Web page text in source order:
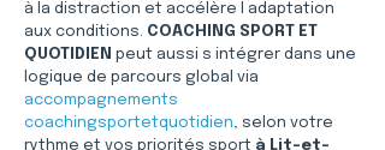
à la distraction et accélère l adaptation
aux conditions. COACHING SPORT ET
QUOTIDIEN peut aussi s intégrer dans une
logique de parcours global via
accompagnements
coachingsportetquotidien, selon votre
rythme et vos priorités sport à Lit-et-